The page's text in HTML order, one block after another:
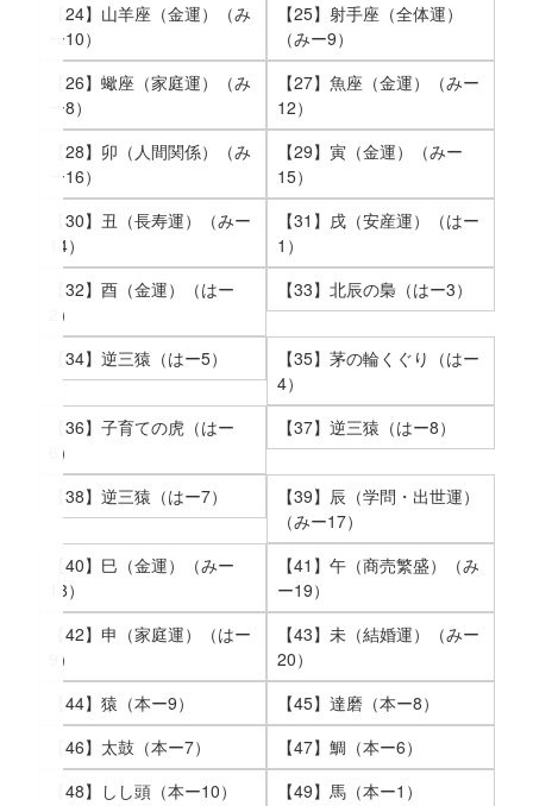
【24】山羊座（金運）（み
ー10）
【25】射手座（全体運）
（みー9）
【26】蠍座（家庭運）（み
ー8）
【27】魚座（金運）（みー
12）
【28】卯（人間関係）（み
ー16）
【29】寅（金運）（みー
15）
【30】丑（長寿運）（みー
14）
【31】戌（安産運）（はー
1）
【32】酉（金運）（はー
2）
【33】北辰の梟（はー3）
【34】逆三猿（はー5）
【35】茅の輪くぐり（はー
4）
【36】子育ての虎（はー
6）
【37】逆三猿（はー8）
【38】逆三猿（はー7）
【39】辰（学問・出世運）
（みー17）
【40】巳（金運）（みー
18）
【41】午（商売繁盛）（み
ー19）
【42】申（家庭運）（はー
9）
【43】未（結婚運）（みー
20）
【44】猿（本ー9）
【45】達磨（本ー8）
【46】太鼓（本ー7）
【47】鯛（本ー6）
【48】しし頭（本ー10）
【49】馬（本ー1）